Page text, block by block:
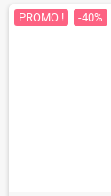
PROMO ! -40%